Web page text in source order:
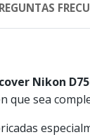
Nikon
que sea